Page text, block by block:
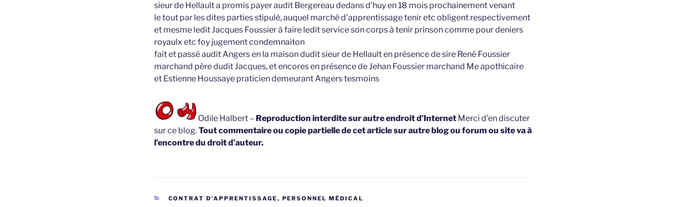
sieur de Hellault a promis payer audit Bergereau dedans d’huy en 18 mois prochainement venant
le tout par les dites parties stipulé, auquel marché d’apprentissage tenir etc obligent respectivement
et mesme ledit Jacques Foussier à faire ledit service son corps à tenir prinson comme pour deniers
royaulx etc foy jugement condemnaiton
fait et passé audit Angers en la maison dudit sieur de Hellault en présence de sire René Foussier
marchand père dudit Jacques, et encores en présence de Jehan Foussier marchand Me apothicaire
et Estienne Houssaye praticien demeurant Angers tesmoins
Odile Halbert – Reproduction interdite sur autre endroit d’Internet Merci d’en discuter
sur ce blog.Tout commentaire ou copie partielle de cet article sur autre blog ou forum ou site va à
l’encontre du droit d’auteur.
CATÉGORIES
CONTRAT D'APPRENTISSAGE , PERSONNEL MÉDICAL